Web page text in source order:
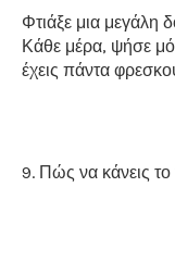
Φτιάξε μια μεγάλη
Κάθε μέρα, ψήσε
έχεις πάντα
9. Πώς να κάνεις το